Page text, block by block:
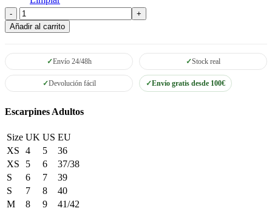
O'Neill
Mutant
Escarpines
cantidad
Añadir al carrito
Envío 24/48h Stock real
Devolución fácil Envío gratis desde 100€
Escarpines Adultos
Size UK US EU
XS
4 5
36
XS
5 6
37/38
S
6 7
39
S
7 8
40
M
8 9
41/42